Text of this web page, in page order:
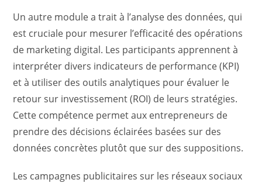
Un autre module a trait à l’analyse des données, qui
est cruciale pour mesurer l’efficacité des opérations
de marketing digital. Les participants apprennent à
interpréter divers indicateurs de performance (KPI)
et à utiliser des outils analytiques pour évaluer le
retour sur investissement (ROI) de leurs stratégies.
Cette compétence permet aux entrepreneurs de
prendre des décisions éclairées basées sur des
données concrètes plutôt que sur des suppositions.
Les campagnes publicitaires sur les réseaux sociaux